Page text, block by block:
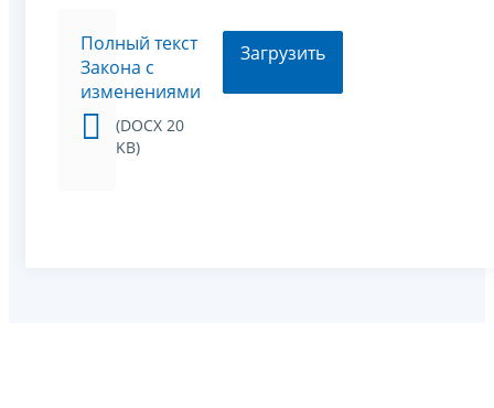
Полный текст
Закона с
изменениями
(DOCX 20
KB)
Загрузить